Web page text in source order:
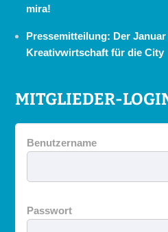
mira!
Pressemitteilung: Der
Kreativwirtschaft für die City
MITGLIEDER-
Benutzername
Passwort